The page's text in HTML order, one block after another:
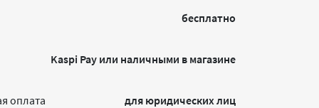
бесплатно
Kaspi Pay или наличными в магазине
оплата для юридических лиц